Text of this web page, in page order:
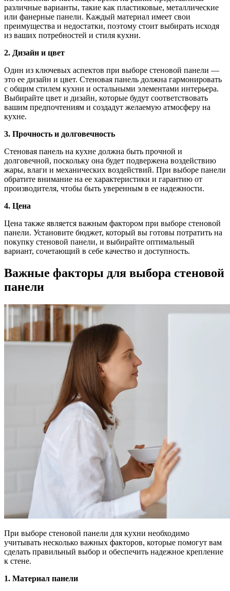
различные варианты, такие как пластиковые, металлические
или фанерные панели. Каждый материал имеет свои
преимущества и недостатки, поэтому стоит выбирать исходя
из ваших потребностей и стиля кухни.
2. Дизайн и цвет
Один из ключевых аспектов при выборе стеновой панели —
это ее дизайн и цвет. Стеновая панель должна гармонировать
с общим стилем кухни и остальными элементами интерьера.
Выбирайте цвет и дизайн, которые будут соответствовать
вашим предпочтениям и создадут желаемую атмосферу на
кухне.
3. Прочность и долговечность
Стеновая панель на кухне должна быть прочной и
долговечной, поскольку она будет подвержена воздействию
жары, влаги и механических воздействий. При выборе панели
обратите внимание на ее характеристики и гарантию от
производителя, чтобы быть уверенным в ее надежности.
4. Цена
Цена также является важным фактором при выборе стеновой
панели. Установите бюджет, который вы готовы потратить на
покупку стеновой панели, и выбирайте оптимальный
вариант, сочетающий в себе качество и доступность.
Важные факторы для выбора стеновой
панели
При выборе стеновой панели для кухни необходимо
учитывать несколько важных факторов, которые помогут вам
сделать правильный выбор и обеспечить надежное крепление
к стене.
1. Материал панели